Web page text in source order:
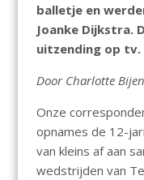
balletje en
Joanke Dijkstra.
uitzending op tv.
Door Charlotte
Onze
opnames de 12-
van kleins af aan
wedstrijden van